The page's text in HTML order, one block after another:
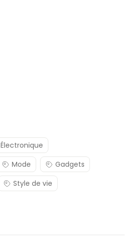
Électronique
Mode
Gadgets
Style de vie